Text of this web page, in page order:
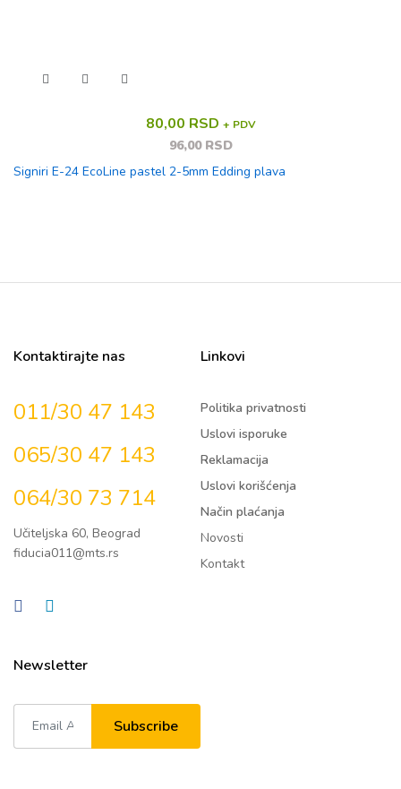
80,00 RSD + PDV
96,00 RSD
Signiri E-24 EcoLine pastel 2-5mm Edding plava
Kontaktirajte nas
011/30 47 143
065/30 47 143
064/30 73 714
Učiteljska 60, Beograd
fiducia011@mts.rs
Linkovi
Politika privatnosti
Uslovi isporuke
Reklamacija
Uslovi korišćenja
Način plaćanja
Novosti
Kontakt
Newsletter
Subscribe